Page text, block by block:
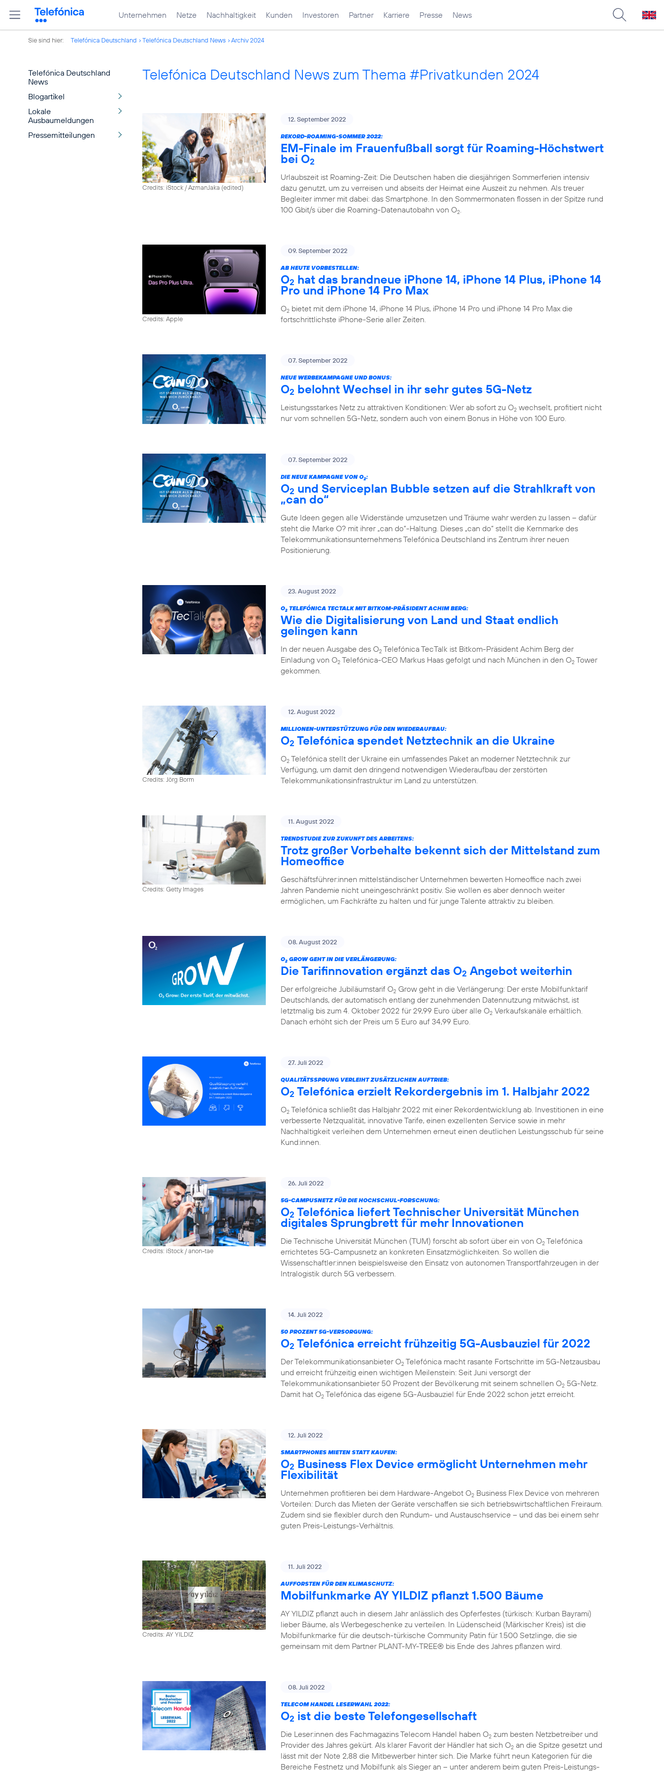
Unternehmen Netze Nachhaltigkeit Kunden Investoren Partner Karriere Presse News
Sie sind hier: Telefónica Deutschland Telefónica Deutschland News Archiv 2024
Telefónica Deutschland
News
Blogartikel
Lokale
Ausbaumeldungen
Pressemitteilungen
Telefónica Deutschland News zum Thema #Privatkunden 2024
Credits: iStock / AzmanJaka (edited)
12. September 2022
REKORD-ROAMING-SOMMER 2022:
EM-Finale im Frauenfußball sorgt für Roaming-Höchstwert
bei O2
Urlaubszeit ist Roaming-Zeit: Die Deutschen haben die diesjährigen Sommerferien intensiv
dazu genutzt, um zu verreisen und abseits der Heimat eine Auszeit zu nehmen. Als treuer
Begleiter immer mit dabei: das Smartphone. In den Sommermonaten flossen in der Spitze rund
100 Gbit/s über die Roaming-Datenautobahn von O2.
Credits: Apple
09. September 2022
AB HEUTE VORBESTELLEN:
O2 hat das brandneue iPhone 14, iPhone 14 Plus, iPhone 14
Pro und iPhone 14 Pro Max
O2 bietet mit dem iPhone 14, iPhone 14 Plus, iPhone 14 Pro und iPhone 14 Pro Max die
fortschrittlichste iPhone-Serie aller Zeiten.
07. September 2022
NEUE WERBEKAMPAGNE UND BONUS:
O2 belohnt Wechsel in ihr sehr gutes 5G-Netz
Leistungsstarkes Netz zu attraktiven Konditionen: Wer ab sofort zu O2 wechselt, profitiert nicht
nur vom schnellen 5G-Netz, sondern auch von einem Bonus in Höhe von 100 Euro.
07. September 2022
DIE NEUE KAMPAGNE VON O2:
O2 und Serviceplan Bubble setzen auf die Strahlkraft von
„can do“
Gute Ideen gegen alle Widerstände umzusetzen und Träume wahr werden zu lassen – dafür
steht die Marke O? mit ihrer „can do“-Haltung. Dieses „can do“ stellt die Kernmarke des
Telekommunikationsunternehmens Telefónica Deutschland ins Zentrum ihrer neuen
Positionierung.
23. August 2022
O2 TELEFÓNICA TECTALK MIT BITKOM-PRÄSIDENT ACHIM BERG:
Wie die Digitalisierung von Land und Staat endlich
gelingen kann
In der neuen Ausgabe des O2 Telefónica TecTalk ist Bitkom-Präsident Achim Berg der
Einladung von O2 Telefónica-CEO Markus Haas gefolgt und nach München in den O2 Tower
gekommen.
Credits: Jörg Borm
12. August 2022
MILLIONEN-UNTERSTÜTZUNG FÜR DEN WIEDERAUFBAU:
O2 Telefónica spendet Netztechnik an die Ukraine
O2 Telefónica stellt der Ukraine ein umfassendes Paket an moderner Netztechnik zur
Verfügung, um damit den dringend notwendigen Wiederaufbau der zerstörten
Telekommunikationsinfrastruktur im Land zu unterstützen.
Credits: Getty Images
11. August 2022
TRENDSTUDIE ZUR ZUKUNFT DES ARBEITENS:
Trotz großer Vorbehalte bekennt sich der Mittelstand zum
Homeoffice
Geschäftsführer:innen mittelständischer Unternehmen bewerten Homeoffice nach zwei
Jahren Pandemie nicht uneingeschränkt positiv. Sie wollen es aber dennoch weiter
ermöglichen, um Fachkräfte zu halten und für junge Talente attraktiv zu bleiben.
08. August 2022
O2 GROW GEHT IN DIE VERLÄNGERUNG:
Die Tarifinnovation ergänzt das O2 Angebot weiterhin
Der erfolgreiche Jubiläumstarif O2 Grow geht in die Verlängerung: Der erste Mobilfunktarif
Deutschlands, der automatisch entlang der zunehmenden Datennutzung mitwächst, ist
letztmalig bis zum 4. Oktober 2022 für 29,99 Euro über alle O2 Verkaufskanäle erhältlich.
Danach erhöht sich der Preis um 5 Euro auf 34,99 Euro.
27. Juli 2022
QUALITÄTSSPRUNG VERLEIHT ZUSÄTZLICHEN AUFTRIEB:
O2 Telefónica erzielt Rekordergebnis im 1. Halbjahr 2022
O2 Telefónica schließt das Halbjahr 2022 mit einer Rekordentwicklung ab. Investitionen in eine
verbesserte Netzqualität, innovative Tarife, einen exzellenten Service sowie in mehr
Nachhaltigkeit verleihen dem Unternehmen erneut einen deutlichen Leistungsschub für seine
Kund:innen.
Credits: iStock / anon-tae
26. Juli 2022
5G-CAMPUSNETZ FÜR DIE HOCHSCHUL-FORSCHUNG:
O2 Telefónica liefert Technischer Universität München
digitales Sprungbrett für mehr Innovationen
Die Technische Universität München (TUM) forscht ab sofort über ein von O2 Telefónica
errichtetes 5G-Campusnetz an konkreten Einsatzmöglichkeiten. So wollen die
Wissenschaftler:innen beispielsweise den Einsatz von autonomen Transportfahrzeugen in der
Intralogistik durch 5G verbessern.
14. Juli 2022
50 PROZENT 5G-VERSORGUNG:
O2 Telefónica erreicht frühzeitig 5G-Ausbauziel für 2022
Der Telekommunikationsanbieter O2 Telefónica macht rasante Fortschritte im 5G-Netzausbau
und erreicht frühzeitig einen wichtigen Meilenstein: Seit Juni versorgt der
Telekommunikationsanbieter 50 Prozent der Bevölkerung mit seinem schnellen O2 5G-Netz.
Damit hat O2 Telefónica das eigene 5G-Ausbauziel für Ende 2022 schon jetzt erreicht.
12. Juli 2022
SMARTPHONES MIETEN STATT KAUFEN:
O2 Business Flex Device ermöglicht Unternehmen mehr
Flexibilität
Unternehmen profitieren bei dem Hardware-Angebot O2 Business Flex Device von mehreren
Vorteilen: Durch das Mieten der Geräte verschaffen sie sich betriebswirtschaftlichen Freiraum.
Zudem sind sie flexibler durch den Rundum- und Austauschservice – und das bei einem sehr
guten Preis-Leistungs-Verhältnis.
Credits: AY YILDIZ
11. Juli 2022
AUFFORSTEN FÜR DEN KLIMASCHUTZ:
Mobilfunkmarke AY YILDIZ pflanzt 1.500 Bäume
AY YILDIZ pflanzt auch in diesem Jahr anlässlich des Opferfestes (türkisch: Kurban Bayrami)
lieber Bäume, als Werbegeschenke zu verteilen. In Lüdenscheid (Märkischer Kreis) ist die
Mobilfunkmarke für die deutsch-türkische Community Patin für 1.500 Setzlinge, die sie
gemeinsam mit dem Partner PLANT-MY-TREE® bis Ende des Jahres pflanzen wird.
08. Juli 2022
TELECOM HANDEL LESERWAHL 2022:
O2 ist die beste Telefongesellschaft
Die Leser:innen des Fachmagazins Telecom Handel haben O2 zum besten Netzbetreiber und
Provider des Jahres gekürt. Als klarer Favorit der Händler hat sich O2 an die Spitze gesetzt und
lässt mit der Note 2,88 die Mitbewerber hinter sich. Die Marke führt neun Kategorien für die
Bereiche Festnetz und Mobilfunk als Sieger an – unter anderem beim guten Preis-Leistungs-